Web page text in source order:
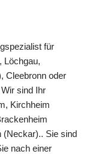
für
Löchgau,
Cleebronn oder
sind Ihr
Kirchheim
(Neckar).. Sie sind
nach einer